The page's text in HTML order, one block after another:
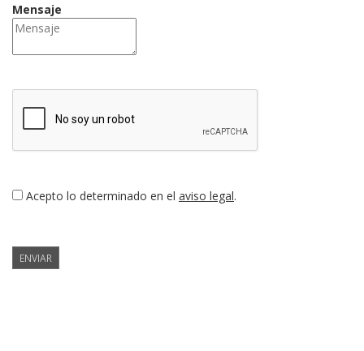
Mensaje
Acepto lo determinado en el aviso legal.
ENVIAR